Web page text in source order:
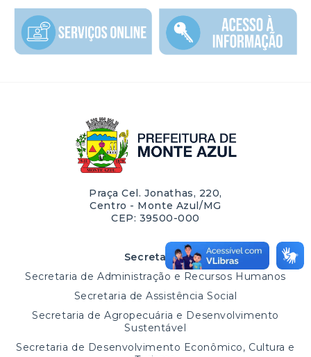
Praça Cel. Jonathas, 220,
Centro - Monte Azul/MG
CEP: 39500-000
Secretarias
Secretaria de Administração e Recursos Humanos
Secretaria de Assistência Social
Secretaria de Agropecuária e Desenvolvimento
Sustentável
Secretaria de Desenvolvimento Econômico, Cultura e